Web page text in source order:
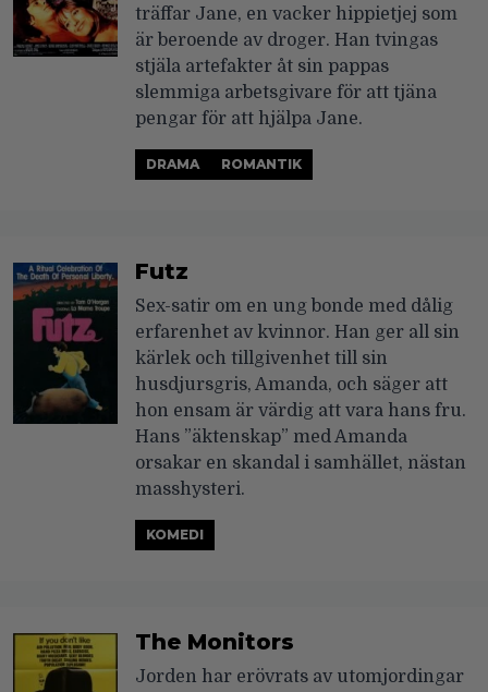
träffar Jane, en vacker hippietjej som
är beroende av droger. Han tvingas
stjäla artefakter åt sin pappas
slemmiga arbetsgivare för att tjäna
pengar för att hjälpa Jane.
DRAMA ROMANTIK
Futz
Sex-satir om en ung bonde med dålig
erfarenhet av kvinnor. Han ger all sin
kärlek och tillgivenhet till sin
husdjursgris, Amanda, och säger att
hon ensam är värdig att vara hans fru.
Hans ”äktenskap” med Amanda
orsakar en skandal i samhället, nästan
masshysteri.
KOMEDI
The Monitors
Jorden har erövrats av utomjordingar